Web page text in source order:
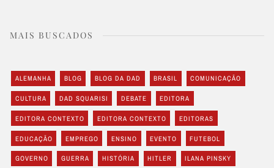
MAIS BUSCADOS
ALEMANHA BLOG BLOG DA DAD BRASIL COMUNICAÇÃO
CULTURA DAD SQUARISI DEBATE EDITORA
EDITORA CONTEXTO EDITORA CONTEXTO EDITORAS
EDUCAÇÃO EMPREGO ENSINO EVENTO FUTEBOL
GOVERNO GUERRA HISTÓRIA HITLER ILANA PINSKY